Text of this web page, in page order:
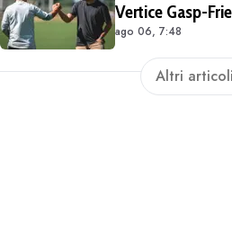
Vertice Gasp-
ago 06, 7:48
Altri articoli